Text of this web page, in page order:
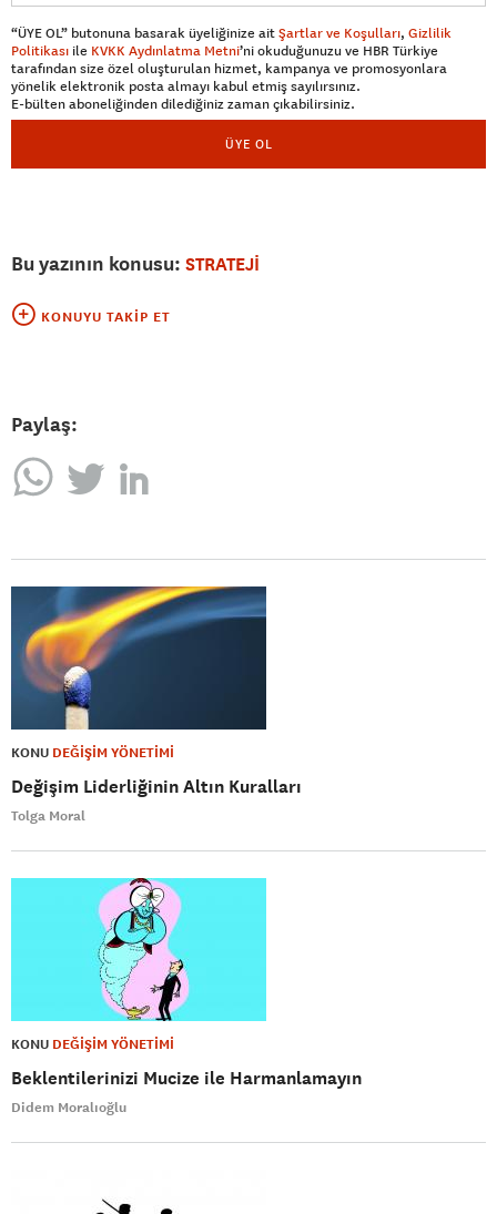
“ÜYE OL” butonuna basarak üyeliğinize aitŞartlar ve Koşulları, Gizlilik
Politikası ile KVKK Aydınlatma Metni’ni okuduğunuzu ve HBR Türkiye
tarafından size özel oluşturulan hizmet, kampanya ve promosyonlara
yönelik elektronik posta almayı kabul etmiş sayılırsınız.
E-bülten aboneliğinden dilediğiniz zaman çıkabilirsiniz.
ÜYE OL
Bu yazının konusu: STRATEJİ
KONUYU TAKIP ET
Paylaş:
KONU DEĞİŞİM YÖNETİMİ
Değişim Liderliğinin Altın Kuralları
Tolga Moral
KONU DEĞİŞİM YÖNETİMİ
Beklentilerinizi Mucize ile Harmanlamayın
Didem Moralıoğlu